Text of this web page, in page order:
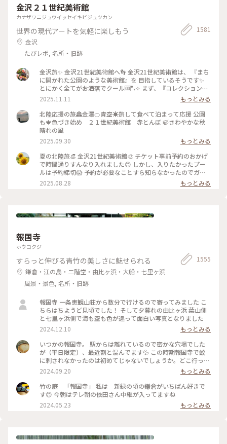
金沢２１世紀美術館
カナザワニジュウイッセイキビジュツカン
世界の現代アートを気軽に楽しもう
金沢
たびレポ, 名所・旧跡
1581
金沢旅✨ 金沢21世紀美術館へ👣 金沢21世紀美術館は、 『まち
に開かれた公園のような美術館』を 目指しているそうです✨
とにかく全てがお洒落でクール🆒°˖✧ まず、『コレクション展
2 文字の可能性』を鑑賞。 現代アート作品における「文字」
の表現に 焦点を当てて、文字が持つ可能性を 絵画、版画、
書、陶芸、映像など 様々な形式の作品を通して探求していま
す。 文字に関して多角的な視点から見た作品の数々、 こうい
う見方もあるんだ！と とても興味深かったです✨ また、
『SIDE CORE Living road, Living space / 生きている道、生き
るための場所』も鑑賞。 これは、アートチームSIDE COREの
展覧会で、 「道」や「移動」をテーマに、 ストリートカルチ
ャーの視点から 「異なる場所をつなぐ表現」、 「生きるため
の場所」を 美術館の中に創出することを目指しているそう✨
様々な角度から道や移動を見ている作品、 一体感もあってと
っても面白かったです！ 一日中いても楽しめる とっても素敵
所』 2025年10月18日(土) - 2026年3月15日(日) #金沢21世紀
#SIDECORELivingroadLivingspace/生きている道生きるため
2025.11.11
もっとみる
北陸応援の旅🏯金澤🍊青空☀️旅して食べて泊まって応援 公園
も🍁色づき始め ２１世紀美術館 赤とんぼ 🍃さわやかな秋
晴れの風
2025.09.30
もっとみる
夏の北陸旅👒 金沢21世紀美術館🎨‎ チケット事前予約のおかげ
で時間通りすんなり入れました😊 しかし、入りたかったプー
ルは予約締切😱 予約が必要なことすら知らなかったのでガッ
カリ💧 そうですよね、人気の美術館ですものね… そして雨の
ため、屋外でプールを上から覗くのも中止になっていました💧
み、上から覗くプールが見られるようになり急いで見学！ も
わいいラビットチェアや、憧れのアルネ・ヤコブセンデザイン
のアントチェアやスワンチェアに座れたのも満足✨ 女子トイレ
世紀美術館 #美術館 #金沢 #石川 #アートな景色
2025.08.28 もっとみる
報国寺
ホウコクジ
すらっと伸びる青竹の美しさに魅せられる
鎌倉・江の島・二階堂・由比ヶ浜・大船・七里ヶ浜
風景・景色, 名所・旧跡
1555
報国寺 一条恵観山荘から数分で行けるので寄ってみました こ
ちらはちようど見頃でした！ そして夕暮れの由比ヶ浜 葉山側
と七里ヶ浜側で海も空も色が違って面白い写真となりました
2024.12.10
もっとみる
いつかの報国寺。 駅からは離れているので密かな穴場でした
が（平日限定）、最近割と混んでます💦 この時期報国寺で蚊
に刺されなかったのは初めてじゃないでしょうか。どこ行っ
た〜🦟 #ことりっぷ旅2024 #鎌倉
2024.09.20
もっとみる
竹の庭 「報国寺」 私は 新緑の頃の鎌倉がいちばん好きで
す😊 今朝はテレ朝の依田さん中継が入ってますね
2024.05.23
もっとみる